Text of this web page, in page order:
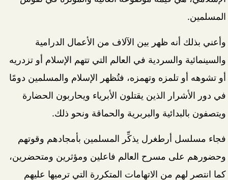
المسلمين.
وأعني بذلك أنه ظهر بين الآلاف من الأعمال الدرامية
والسينمائية والسردية في العالم التي تتهم الإسلام أو تزدريه
أو تشوهه أو تلمزه وتهمزه، فتُظهر الإسلام والمسلمين دومًا
في دور الأشرار الذين يقتلون الأبرياء ويحاربون الحضارة
ويتصفون بالبدائية والبربرية والحماقة ونحو ذلك.
فجاء مسلسل أرطغرل يذكِّر المسلمين بأمجادهم وقوتهم
وحضورهم على مسرح العالم فاعلين ومؤثرين ومتحضرين،
كما انتصر لهم من الاتهامات المتكررة التي ترميها عليهم